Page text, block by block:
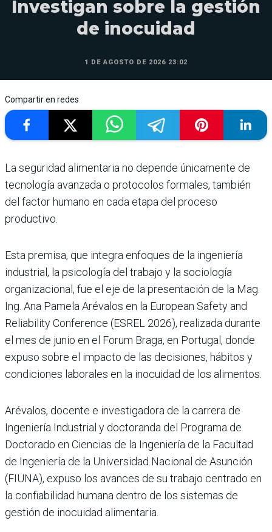
Investigan sobre la gestión
de inocuidad
1 DE AGOSTO DE 2026 23:02
Compartir en redes
La seguridad alimentaria no depende únicamente de
tecnología avanzada o protocolos formales, también
del factor humano en cada etapa del proceso
productivo.
Esta premisa, que integra enfoques de la ingeniería
industrial, la psicología del trabajo y la sociología
organizacional, fue el eje de la presentación de la Mag.
Ing. Ana Pamela Arévalos en la European Safety and
Reliability Conference (ESREL 2026), realizada durante
el mes de junio en el Forum Braga, en Portugal, donde
expuso sobre el impacto de las decisiones, hábitos y
condiciones laborales en la inocuidad de los alimentos.
Arévalos, docente e investigadora de la carrera de
Ingeniería Industrial y doctoranda del Programa de
Doctorado en Ciencias de la Ingeniería de la Facultad
de Ingeniería de la Universidad Nacional de Asunción
(FIUNA), expuso los avances de su trabajo centrado en
la confiabilidad humana dentro de los sistemas de
gestión de inocuidad alimentaria.